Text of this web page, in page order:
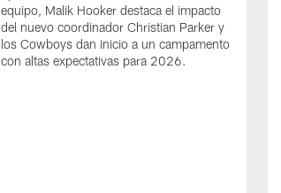
equipo, Malik Hooker destaca el impacto
del nuevo coordinador Christian Parker y
los Cowboys dan inicio a un campamento
con altas expectativas para 2026.